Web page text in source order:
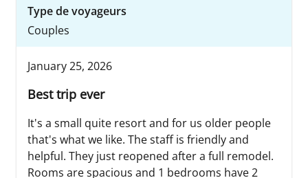
Type de voyageurs
Couples
January 25, 2026
Best trip ever
It's a small quite resort and for us older people
that's what we like. The staff is friendly and
helpful. They just reopened after a full remodel.
Rooms are spacious and 1 bedrooms have 2